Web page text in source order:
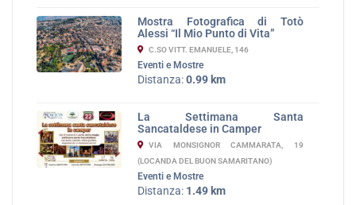
Mostra Fotografica di Totò
Alessi “Il Mio Punto di Vita”
C.SO VITT. EMANUELE, 146
Eventi e Mostre
Distanza:0.99 km
La Settimana Santa
Sancataldese in Camper
VIA MONSIGNOR CAMMARATA, 19
(LOCANDA DEL BUON SAMARITANO)
Eventi e Mostre
Distanza: 1.49 km